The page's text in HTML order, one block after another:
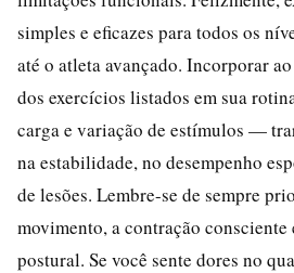
simples e eficazes para todos os
até o atleta avançado. Incorporar
dos exercícios listados em sua
carga e variação de estímulos —
na estabilidade, no desempenho
de lesões. Lembre-se de sempre
movimento, a contração consciente
postural. Se você sente dores no